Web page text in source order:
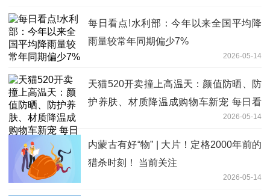
每日看点!水利部：今年以来全国平均降
雨量较常年同期偏少7%
2026-05-14
天猫520开卖撞上高温天：颜值防晒、防
护养肤、材质降温成购物车新宠 每日看
2026-05-14
内蒙古有好“物” | 大片！定格2000年前的
猎杀时刻！ 当前关注
2026-05-14